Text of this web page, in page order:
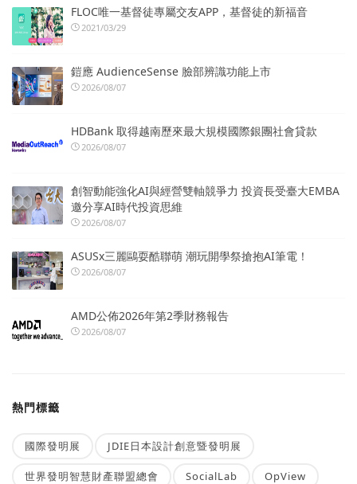
FLOC唯一基督徒專屬交友APP，基督徒的新福音
2021/03/29
鎧應 AudienceSense 臉部辨識功能上市
2026/08/07
HDBank 取得越南歷來最大規模國際銀團社會貸款
2026/08/07
創智動能強化AI與經營雙軸競爭力 投資長受臺大EMBA
邀分享AI時代投資思維
2026/08/07
ASUSx三麗鷗耍酷聯萌 潮玩開學祭搶抱AI筆電！
2026/08/07
AMD公佈2026年第2季財務報告
2026/08/07
熱門標籤
國際發明展 JDIE日本設計創意暨發明展
世界發明智慧財產聯盟總會 SocialLab OpView